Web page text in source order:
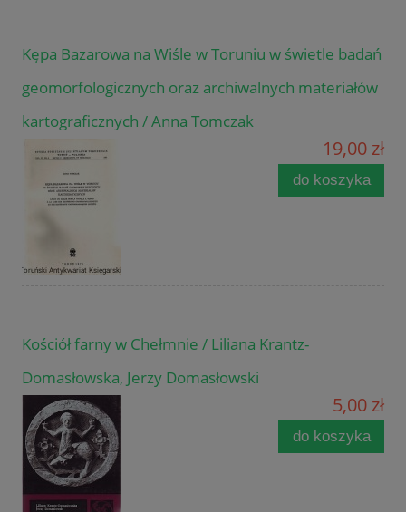
Kępa Bazarowa na Wiśle w Toruniu w świetle badań
geomorfologicznych oraz archiwalnych materiałów
kartograficznych / Anna Tomczak
19,00 zł
do koszyka
Kościół farny w Chełmnie / Liliana Krantz-
Domasłowska, Jerzy Domasłowski
5,00 zł
do koszyka